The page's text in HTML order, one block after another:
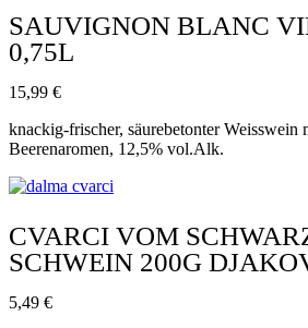
SAUVIGNON BLANC
0,75L
15,99 €
knackig-frischer, säurebetonter Weisswein
Beerenaromen, 12,5% vol.Alk.
CVARCI VOM
SCHWEIN 200G
5,49 €